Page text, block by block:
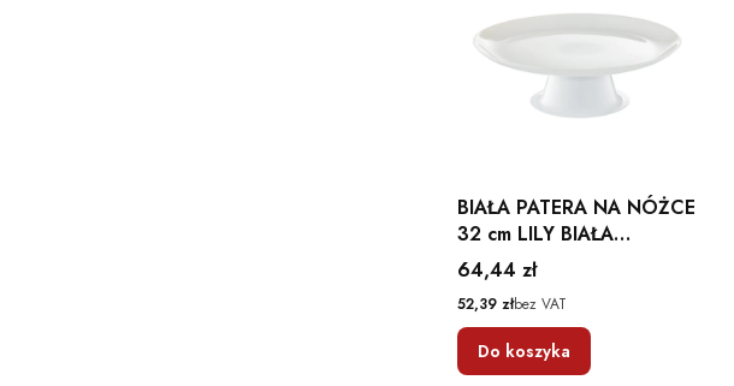
BIAŁA PATERA NA NÓŻCE
32 cm LILY BIAŁA
AMBITIO
Cena
64,44 zł
Cena
52,39 złbez VAT
Do koszyka